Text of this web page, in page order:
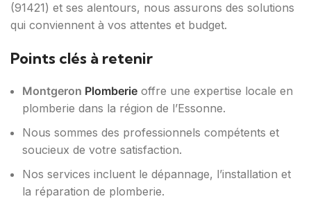
(91421) et ses alentours, nous assurons des solutions
qui conviennent à vos attentes et budget.
Points clés à retenir
Montgeron Plomberie offre une expertise locale en
plomberie dans la région de l’Essonne.
Nous sommes des professionnels compétents et
soucieux de votre satisfaction.
Nos services incluent le dépannage, l’installation et
la réparation de plomberie.